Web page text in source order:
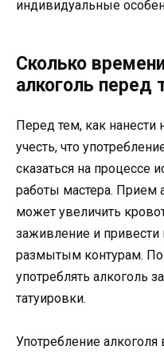
индивидуальные
Сколько
алкоголь перед
Перед тем, как нанести
учесть, что
сказаться на процессе
работы мастера. Прием
может увеличить
заживление и
размытым контурам.
употреблять алкоголь
татуировки.
Употребление